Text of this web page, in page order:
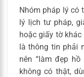
Nhóm pháp lý có
lý lịch tư pháp,
hoặc giấy tờ
là thông tin phải
nên “làm đẹp
không có thật,